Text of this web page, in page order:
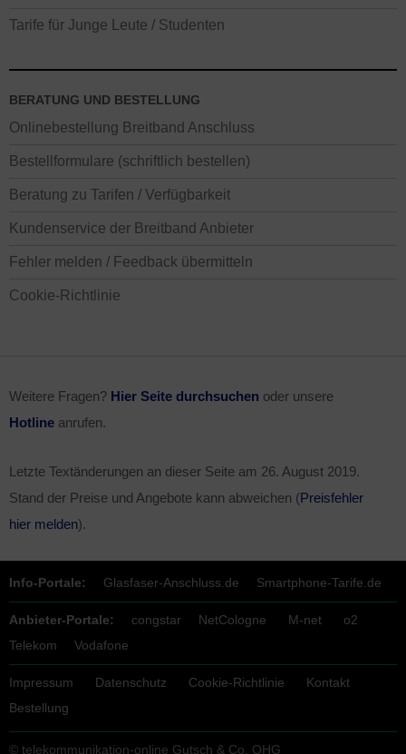
Tarife für Junge Leute / Studenten
BERATUNG UND BESTELLUNG
Onlinebestellung Breitband Anschluss
Bestellformulare (schriftlich bestellen)
Beratung zu Tarifen / Verfügbarkeit
Kundenservice der Breitband Anbieter
Fehler melden / Feedback übermitteln
Cookie-Richtlinie
Weitere Fragen? Hier Seite durchsuchen oder unsere
Hotline anrufen.
Letzte Textänderungen an dieser Seite am 26. August 2019.
Stand der Preise und Angebote kann abweichen (Preisfehler
hier melden).
Info-Portale: Glasfaser-Anschluss.de Smartphone-Tarife.de
Anbieter-Portale: congstar NetCologne M-net
o2
Telekom
Vodafone
Impressum Datenschutz Cookie-Richtlinie
Kontakt
Bestellung
© telekommunikation-online Gutsch & Co. OHG